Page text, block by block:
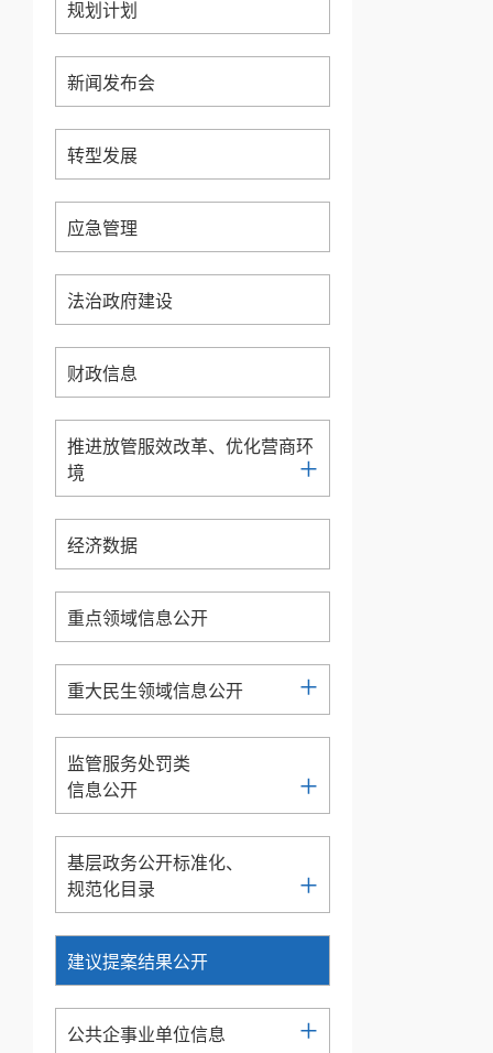
规划计划
新闻发布会
转型发展
应急管理
法治政府建设
财政信息
推进放管服效改革、优化营商环
境
+
经济数据
重点领域信息公开
重大民生领域信息公开 +
监管服务处罚类
信息公开
+
基层政务公开标准化、
规范化目录
+
建议提案结果公开
公共企事业单位信息 +